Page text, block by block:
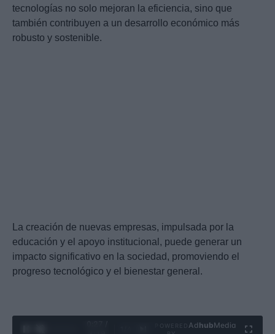
tecnologías no solo mejoran la eficiencia, sino que
también contribuyen a un desarrollo económico más
robusto y sostenible.
La creación de nuevas empresas, impulsada por la
educación y el apoyo institucional, puede generar un
impacto significativo en la sociedad, promoviendo el
progreso tecnológico y el bienestar general.
Ad hubMedia